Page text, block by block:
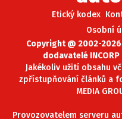
Etický kodex
Osobní
Copyright @ 2002-2026
dodavatelé
Jakékoliv užití obsahu
zpřístupňování článků a
MEDIA
Provozovatelem serveru